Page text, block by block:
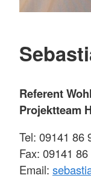
Referent
Projektteam
Tel: 09141 86
Fax: 09141
Email: